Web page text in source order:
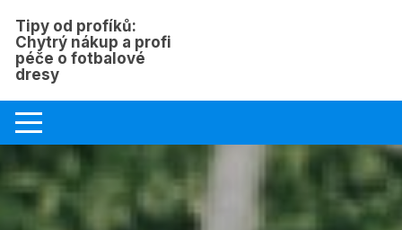
content
Tipy od profíků:
Chytrý nákup a profi
péče o fotbalové
dresy